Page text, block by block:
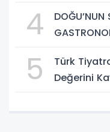
4
DOĞU’NUN
BULUŞMA
5
Türk
Değerini